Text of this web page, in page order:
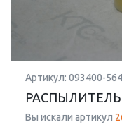
Артикул: 093400-
РАСПЫЛИТЕЛЬ
Вы искали артикул